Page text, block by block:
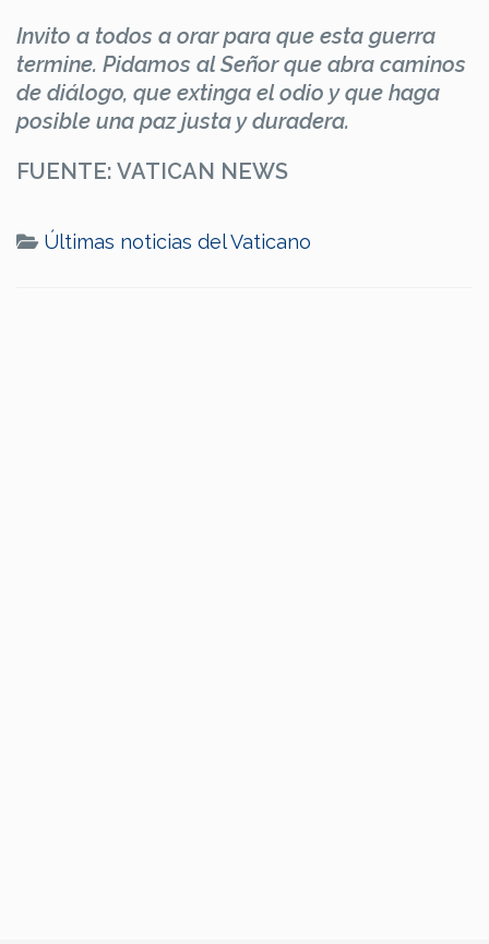
Invito a todos a orar para que esta guerra
termine. Pidamos al Señor que abra caminos
de diálogo, que extinga el odio y que haga
posible una paz justa y duradera.
FUENTE: VATICAN NEWS
Últimas noticias del Vaticano